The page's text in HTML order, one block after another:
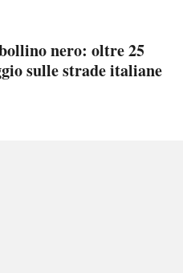
nero: oltre 25
sulle strade italiane